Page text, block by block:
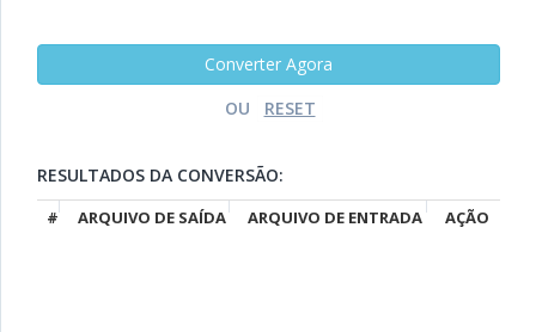
OU
RESULTADOS DA CONVERSÃO:
# ARQUIVO DE SAÍDA ARQUIVO DE ENTRADA AÇÃO